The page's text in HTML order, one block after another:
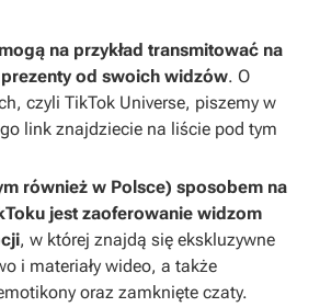
na przykład transmitować na
od swoich widzów. O
czyli TikTok Universe, piszemy w
link znajdziecie na liście pod tym
również w Polsce) sposobem na
jest zaoferowanie widzom
, w której znajdą się ekskluzywne
i materiały wideo, a także
oraz zamknięte czaty.